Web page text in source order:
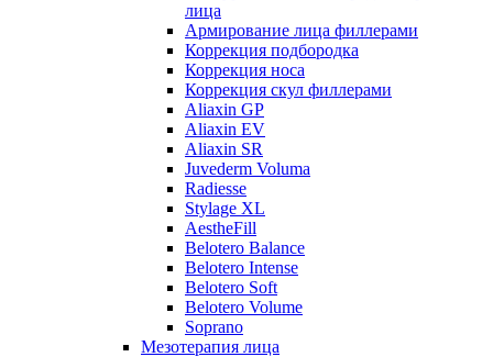
лица
Армирование лица филлерами
Коррекция подбородка
Коррекция носа
Коррекция скул филлерами
Aliaxin GP
Aliaxin EV
Aliaxin SR
Juvederm Voluma
Radiesse
Stylage XL
AestheFill
Belotero Balance
Belotero Intense
Belotero Soft
Belotero Volume
Soprano
Мезотерапия лица